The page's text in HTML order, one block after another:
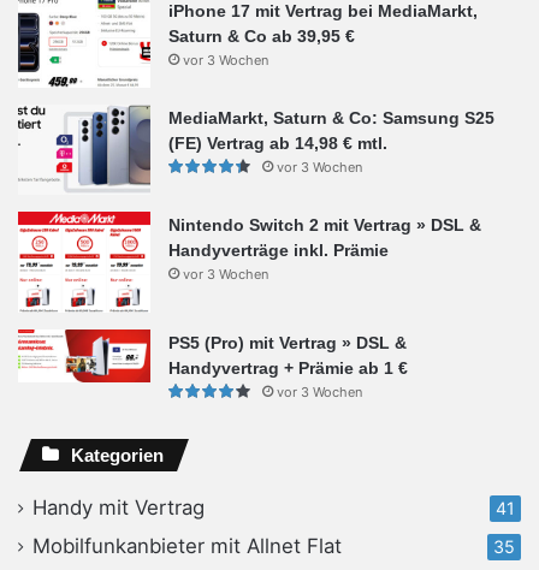
iPhone 17 mit Vertrag bei MediaMarkt,
Saturn & Co ab 39,95 €
vor 3 Wochen
MediaMarkt, Saturn & Co: Samsung S25
(FE) Vertrag ab 14,98 € mtl.
vor 3 Wochen
Nintendo Switch 2 mit Vertrag » DSL &
Handyverträge inkl. Prämie
vor 3 Wochen
PS5 (Pro) mit Vertrag » DSL &
Handyvertrag + Prämie ab 1 €
vor 3 Wochen
Kategorien
Handy mit Vertrag 41
Mobilfunkanbieter mit Allnet Flat 35